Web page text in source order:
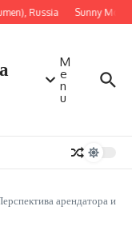
Russia Sunny
M
e
n
u
арендатора и